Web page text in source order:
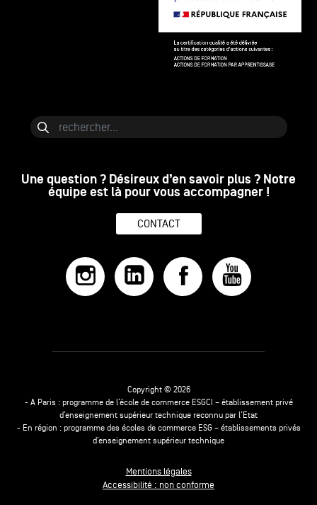
Une question ? Désireux d’en savoir plus ? Notre
équipe est là pour vous accompagner !
CONTACT
Copyright © 2026
- A Paris : programme de l’école de commerce ESGCI – établissement privé
d’enseignement supérieur technique reconnu par l’Etat
- En région : programme des écoles de commerce ESG – établissements privés
d’enseignement supérieur technique
Mentions légales
Accessibilité : non conforme